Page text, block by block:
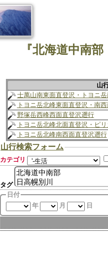
『北海道中南
山
士萬山南東面直登沢・トヨニ
トヨニ岳北峰東面直登沢・南
野塚岳西峰西面直登沢遡行
トヨニ岳北峰北面直登沢・ピ
トヨニ岳北峰南西面直登沢遡行
山行検索フォーム
カテゴリ
タグ
日付
年
月 日